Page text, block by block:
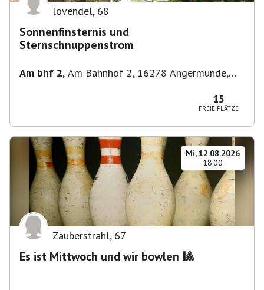
lovendel, 68
Sonnenfinsternis und
Sternschnuppenstrom
Am bhf 2, Am Bahnhof 2, 16278 Angermünde,
15
FREIE PLÄTZE
Mi, 12.08.2026
18:00
Zauberstrahl, 67
Es ist Mittwoch und wir bowlen 🎱